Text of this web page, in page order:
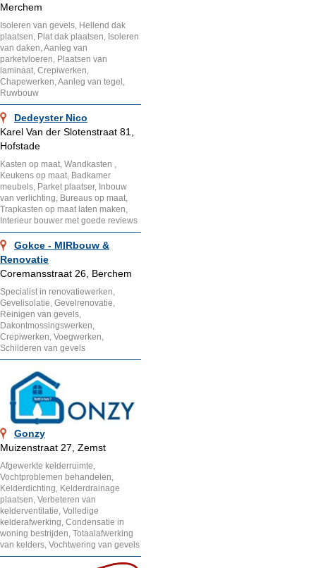
Merchem
Isoleren van gevels, Hellend dak
plaatsen, Plat dak plaatsen, Isoleren
van daken, Aanleg van
parketvloeren, Plaatsen van
laminaat, Crepiwerken,
Chapewerken, Aanleg van tegel,
Ruwbouw
Dedeyster Nico
Karel Van der Slotenstraat 81,
Hofstade
Kasten op maat, Wandkasten ,
Keukens op maat, Badkamer
meubels, Parket plaatser, Inbouw
van verlichting, Bureaus op maat,
Trapkasten op maat laten maken,
Interieur bouwer met goede reviews
Gokce - MIRbouw &
Renovatie
Coremansstraat 26, Berchem
Specialist in renovatiewerken,
Gevelisolatie, Gevelrenovatie,
Reinigen van gevels,
Dakontmossingswerken,
Crepiwerken, Voegwerken,
Schilderen van gevels
Gonzy
Muizenstraat 27, Zemst
Afgewerkte kelderruimte,
Vochtproblemen behandelen,
Kelderdichting, Kelderdrainage
plaatsen, Verbeteren van
kelderventilatie, Volledige
kelderafwerking, Condensatie in
woning bestrijden, Totaalafwerking
van kelders, Vochtwering van gevels